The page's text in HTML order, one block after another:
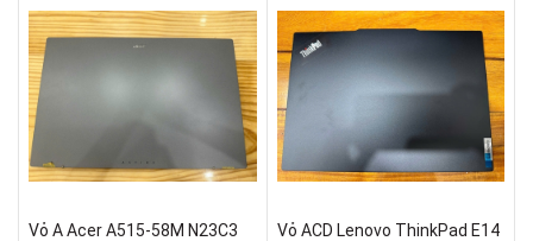
Vỏ A Acer A515-58M N23C3
Vỏ ACD Lenovo ThinkPad E14